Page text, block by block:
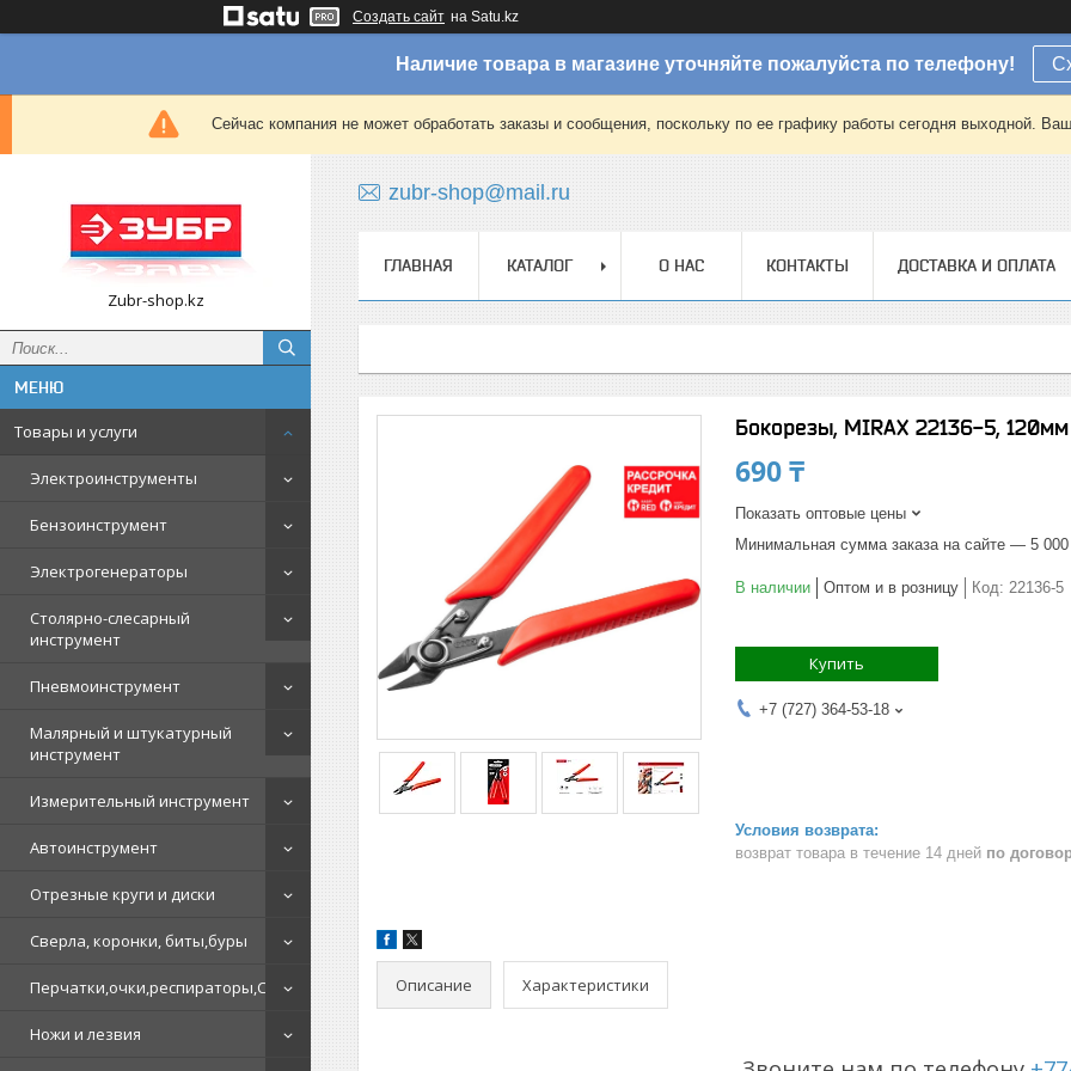
Создать сайт на Satu.kz
Наличие товара в магазине уточняйте пожалуйста по телефону!
Сейчас компания не может обработать заказы и сообщения, поскольку по ее графику работы сегодня выходной.
Zubr-shop.kz
Товары и услуги
Электроинструменты
Бензоинструмент
Электрогенераторы
Столярно-слесарный
инструмент
Пневмоинструмент
Малярный и штукатурный
инструмент
Измерительный инструмент
Автоинструмент
Отрезные круги и диски
Сверла, коронки, биты,буры
Перчатки,очки,респираторы,СИЗ
Ножи и лезвия
zubr-shop@mail.ru
ГЛАВНАЯ КАТАЛОГ О НАС КОНТАКТЫ ДОСТАВКА И ОПЛАТА
Бокорезы, MIRAX 22136-5,
690 ₸
Показать оптовые цены
Минимальная сумма заказа на сайте — 5
В наличии Оптом и в розницу Код: 22136-5
Купить
+7 (727) 364-53-18
возврат товара в течение 14 дней по
Описание Характеристики